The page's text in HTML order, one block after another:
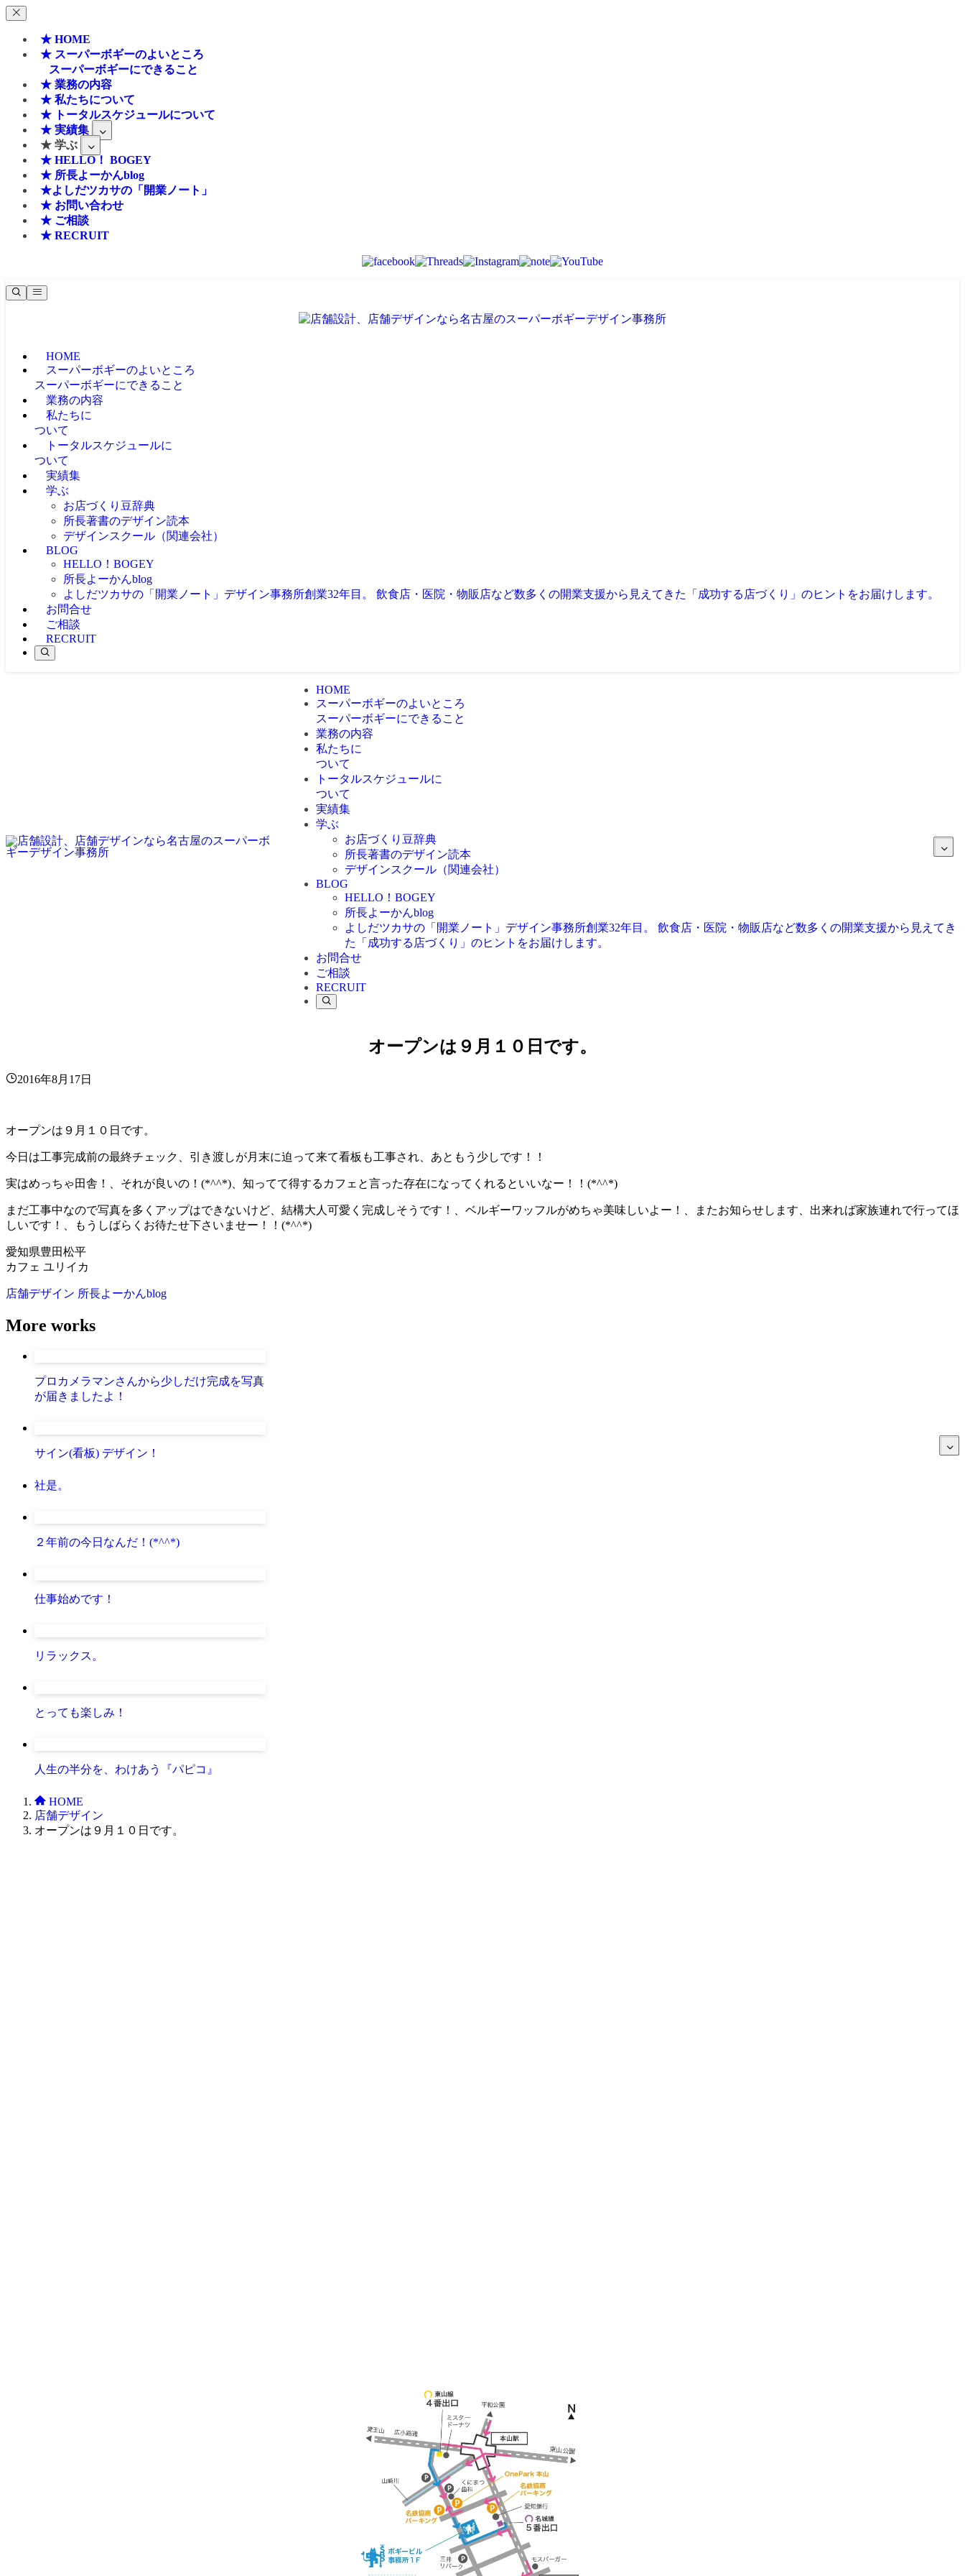
★ HOME
★ スーパーボギーのよいところ
スーパーボギーにできること
★ 業務の内容
★ 私たちについて
★ トータルスケジュールについて
★ 実績集
★ 学ぶ
★ HELLO！ BOGEY
★ 所長よーかんblog
★よしだツカサの「開業ノート」
★ お問い合わせ
★ ご相談
★ RECRUIT
HOME
スーパーボギーのよいところ
スーパーボギーにできること
業務の内容
私たちに
ついて
トータルスケジュールに
ついて
実績集
学ぶ
お店づくり豆辞典
所長著書のデザイン読本
デザインスクール（関連会社）
BLOG
HELLO！BOGEY
所長よーかんblog
よしだツカサの「開業ノート」 デザイン事務所創業32年目。 飲食店・医院・物販店など数多くの開業支援から見えてきた「成功する店づくり」のヒントをお届けします。
お問合せ
ご相談
RECRUIT
HOME
スーパーボギーのよいところ
スーパーボギーにできること
業務の内容
私たちに
ついて
トータルスケジュールに
ついて
実績集
学ぶ
お店づくり豆辞典
所長著書のデザイン読本
デザインスクール（関連会社）
BLOG
HELLO！BOGEY
所長よーかんblog
よしだツカサの「開業ノート」 デザイン事務所創業32年目。 飲食店・医院・物販店など数多くの開業支援から見えてき
た「成功する店づくり」のヒントをお届けします。
お問合せ
ご相談
RECRUIT
オープンは９月１０日です。
2016年8月17日
オープンは９月１０日です。
今日は工事完成前の最終チェック、引き渡しが月末に迫って来て看板も工事され、あともう少しです！！
実はめっちゃ田舎！、それが良いの！(*^^*)、知ってて得するカフェと言った存在になってくれるといいなー！！(*^^*)
まだ工事中なので写真を多くアップはできないけど、結構大人可愛く完成しそうです！、ベルギーワッフルがめちゃ美味しいよー！、またお知らせします、出来れば家族連れで行ってほ
しいです！、もうしばらくお待たせ下さいませー！！(*^^*)
愛知県豊田松平
カフェ ユリイカ
店舗デザイン 所長よーかんblog
More works
プロカメラマンさんから少しだけ完成を写真
が届きましたよ！
サイン(看板) デザイン！
社是。
２年前の今日なんだ！(*^^*)
仕事始めです！
リラックス。
とっても楽しみ！
人生の半分を、わけあう『パピコ』
HOME
店舗デザイン
オープンは９月１０日です。